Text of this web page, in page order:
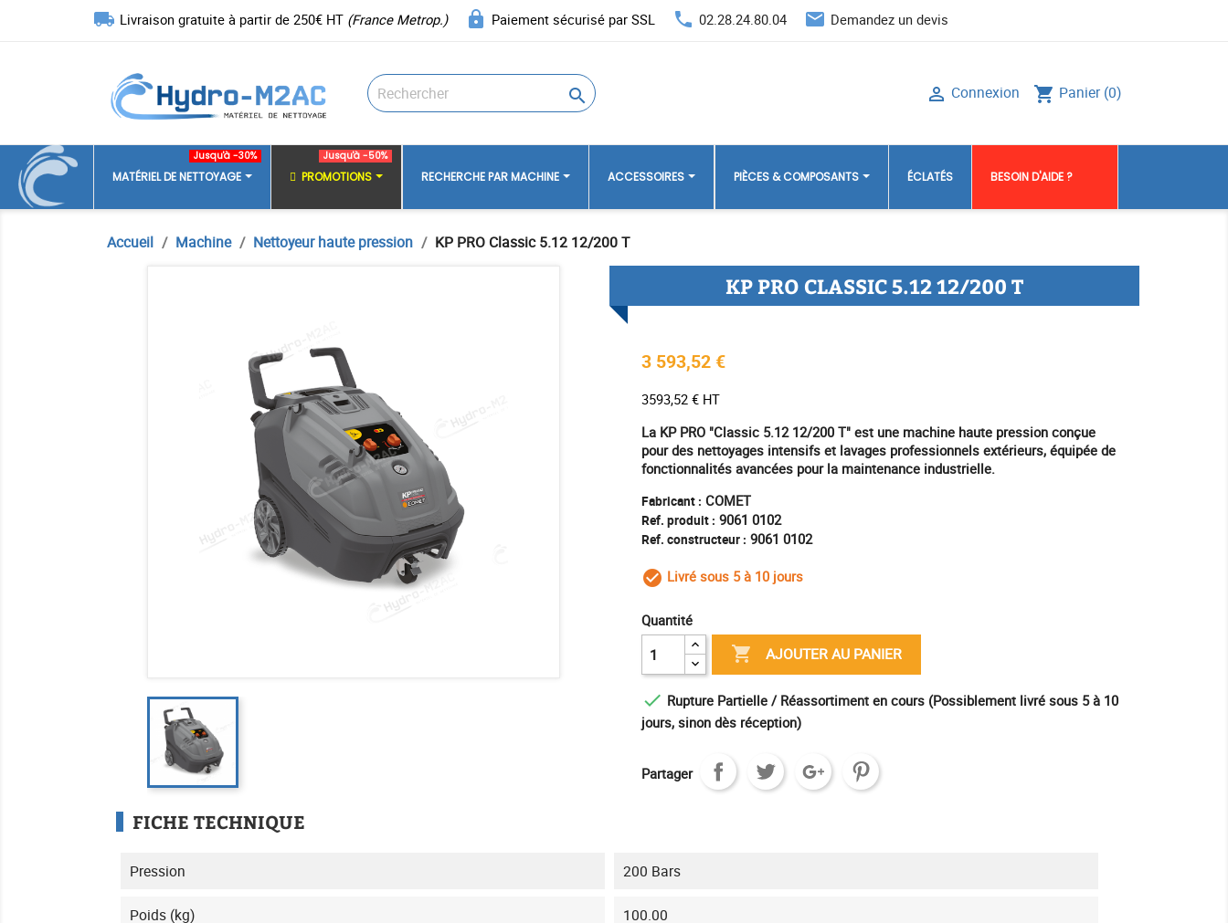
local_shipping Livraison gratuite à partir de 250€ HT (France Metrop.) lock Paiement sécurisé par SSL phone 02.28.24.80.04 email Demandez un devis
 shopping_cart Panier (0)
 Connexion
MATÉRIEL DE NETTOYAGE
Jusqu'à -30%
PROMOTIONS
Jusqu'à -50%
RECHERCHE PAR MACHINE ACCESSOIRES PIÈCES & COMPOSANTS ÉCLATÉS BESOIN D'AIDE ?
Accueil Machine Nettoyeur haute pression KP PRO Classic 5.12 12/200 T
KP PRO CLASSIC 5.12 12/200 T
3 593,52 €
3593,52 € HT
La KP PRO "Classic 5.12 12/200 T" est une machine haute pression conçue
pour des nettoyages intensifs et lavages professionnels extérieurs, équipée de
fonctionnalités avancées pour la maintenance industrielle.
Fabricant : COMET
Ref. produit : 9061 0102
Ref. constructeur : 9061 0102
check_circle_outline
Livré sous 5 à 10 jours
Quantité
 AJOUTER AU PANIER
 Rupture Partielle / Réassortiment en cours (Possiblement livré sous 5 à 10
jours, sinon dès réception)
Partager
FICHE TECHNIQUE
Pression 200 Bars
Poids (kg) 100.00